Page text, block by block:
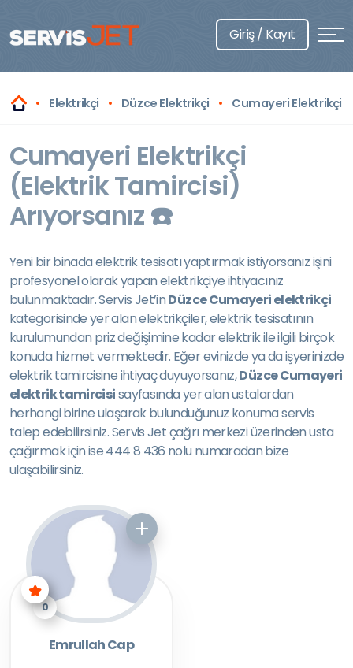
Giriş / Kayıt
Elektrikçi Düzce Elektrikçi Cumayeri Elektrikçi
Cumayeri Elektrikçi
(Elektrik Tamircisi)
Arıyorsanız ☎️
Yeni bir binada elektrik tesisatı yaptırmak istiyorsanız işini
profesyonel olarak yapan elektrikçiye ihtiyacınız
bulunmaktadır. Servis Jet’inDüzce Cumayeri elektrikçi
kategorisinde yer alan elektrikçiler, elektrik tesisatının
kurulumundan priz değişimine kadar elektrik ile ilgili birçok
konuda hizmet vermektedir. Eğer evinizde ya da işyerinizde
elektrik tamircisine ihtiyaç duyuyorsanız,Düzce Cumayeri
elektrik tamircisisayfasında yer alan ustalardan
herhangi birine ulaşarak bulunduğunuz konuma servis
talep edebilirsiniz. Servis Jet çağrı merkezi üzerinden usta
çağırmak için ise 444 8 436 nolu numaradan bize
ulaşabilirsiniz.
0
Emrullah Cap